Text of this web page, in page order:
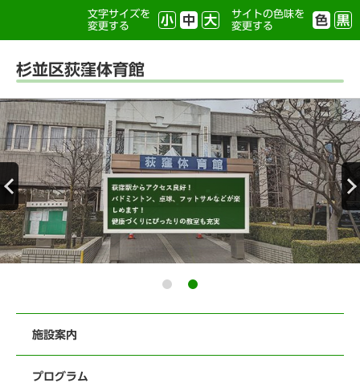
文字サイズを
変更する
小 中 大
サイトの色味を
変更する
色 黒
杉並区荻窪体育館
施設案内
プログラム